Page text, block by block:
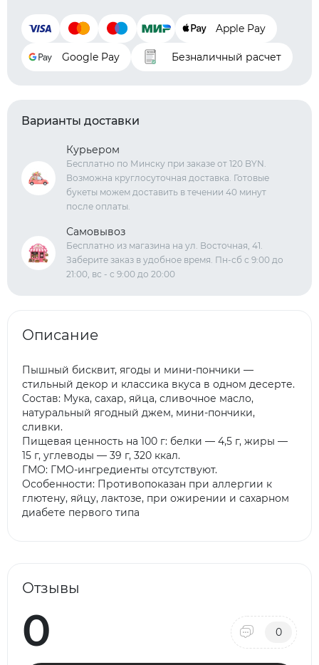
Apple Pay
Google Pay Безналичный расчет
Варианты доставки
Курьером
Бесплатно по Минску при заказе от 120 BYN.
Возможна круглосуточная доставка. Готовые
букеты можем доставить в течении 40 минут
после оплаты.
Самовывоз
Бесплатно из магазина на ул. Восточная, 41.
Заберите заказ в удобное время. Пн-сб с 9:00 до
21:00, вс - с 9:00 до 20:00
Описание
Пышный бисквит, ягоды и мини-пончики —
стильный декор и классика вкуса в одном десерте.
Состав: Мука, сахар, яйца, сливочное масло,
натуральный ягодный джем, мини-пончики,
сливки.
Пищевая ценность на 100 г: белки — 4,5 г, жиры —
15 г, углеводы — 39 г, 320 ккал.
ГМО: ГМО-ингредиенты отсутствуют.
Особенности: Противопоказан при аллергии к
глютену, яйцу, лактозе, при ожирении и сахарном
диабете первого типа
Отзывы
0 0